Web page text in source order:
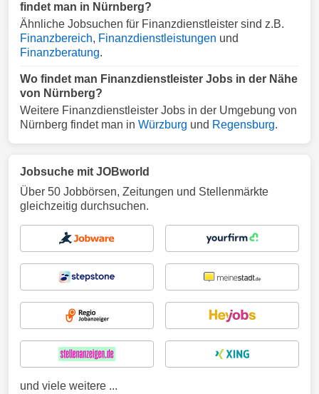
findet man in Nürnberg?
Ähnliche Jobsuchen für Finanzdienstleister sind z.B.
Finanzbereich, Finanzdienstleistungen und
Finanzberatung.
Wo findet man Finanzdienstleister Jobs in der Nähe
von Nürnberg?
Weitere Finanzdienstleister Jobs in der Umgebung von
Nürnberg findet man in Würzburg und Regensburg.
Jobsuche mit JOBworld
Über 50 Jobbörsen, Zeitungen und Stellenmärkte
gleichzeitig durchsuchen.
und viele weitere ...